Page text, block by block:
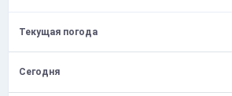
Текущая погода
Сегодня